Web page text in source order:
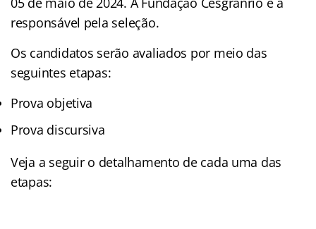
responsável pela seleção.
Os candidatos serão avaliados por meio das
seguintes etapas:
Prova objetiva
Prova discursiva
Veja a seguir o detalhamento de cada uma das
etapas: